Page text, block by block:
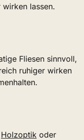
lassen.
Fliesen sinnvoll,
ruhiger wirken
Holzoptik oder